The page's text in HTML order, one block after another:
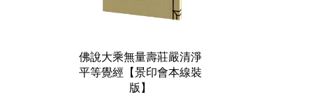
佛說大乘無量壽莊嚴清淨
平等覺經【景印會本線裝
版】